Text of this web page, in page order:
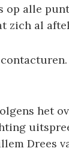
alle
zich al
het
Drees